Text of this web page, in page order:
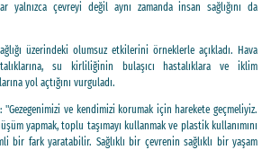
yalnızca çevreyi değil aynı zamanda insan sağlığını da
üzerindeki olumsuz etkilerini örneklerle açıkladı. Hava
su kirliliğinin bulaşıcı hastalıklara ve iklim
yol açtığını vurguladı.
"Gezegenimizi ve kendimizi korumak için harekete geçmeliyiz.
yapmak, toplu taşımayı kullanmak ve plastik kullanımını
bir fark yaratabilir. Sağlıklı bir çevrenin sağlıklı bir yaşam